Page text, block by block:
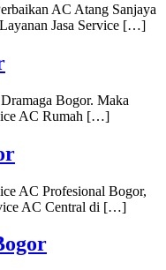
AC Atang Sanjaya
Jasa Service […]
Bogor. Maka
AC Rumah […]
AC Profesional Bogor,
AC Central di […]